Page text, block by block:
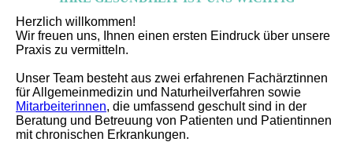
Herzlich willkommen!
Wir freuen uns, Ihnen einen ersten Eindruck über unsere
Praxis zu vermitteln.
Unser Team besteht aus zwei erfahrenen Fachärztinnen
für Allgemeinmedizin und Naturheilverfahren sowie
Mitarbeiterinnen, die umfassend geschult sind in der
Beratung und Betreuung von Patienten und Patientinnen
mit chronischen Erkrankungen.